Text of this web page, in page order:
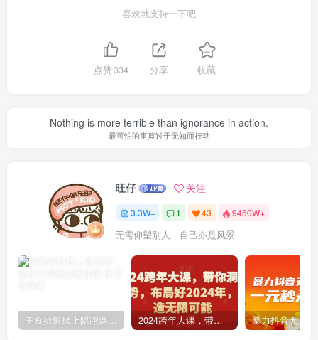
喜欢就支持一下吧
点赞334 分享 收藏
Nothing is more terrible than ignorance in action.
最可怕的事莫过于无知而行动
旺仔 关注
3.3W+ 1 43 9450W+
无需仰望别人，自己亦是风景
美食摄影线上陪跑课，美食短视频拍摄教程 2024跨年大课，​带你洞察趋势，布局好2024年，创造无限可能